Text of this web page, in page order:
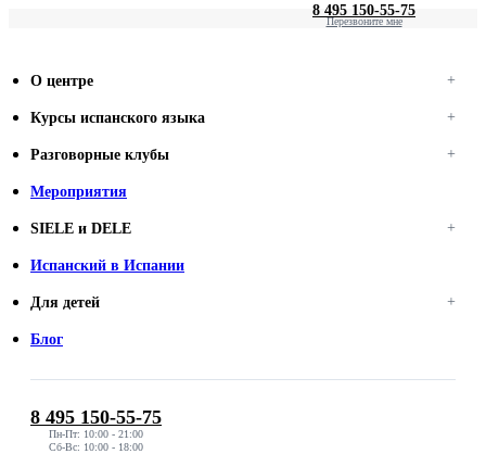
8 495 150-55-75
Перезвоните мне
О центре
Курсы испанского языка
Разговорные клубы
Мероприятия
SIELE и DELE
Испанский в Испании
Для детей
Блог
8 495 150-55-75
Пн-Пт: 10:00 - 21:00
Сб-Вс: 10:00 - 18:00